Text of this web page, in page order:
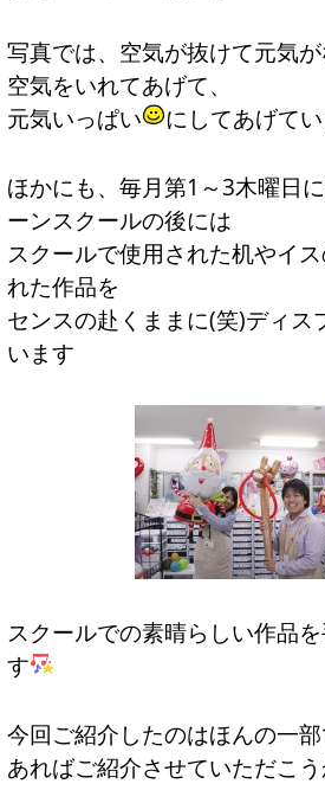
写真では、空気が抜けて元気
空気をいれてあげて、
元気いっぱい
にしてあげて
ほかにも、毎月第1～3木曜日
ーンスクールの後には
スクールで使用された机やイ
れた作品を
センスの赴くままに(笑)ディス
います
スクールでの素晴らしい作品
す
今回ご紹介したのはほんの一
あればご紹介させていただこ